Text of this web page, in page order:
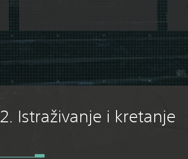
2. Istraživanje i kretanje